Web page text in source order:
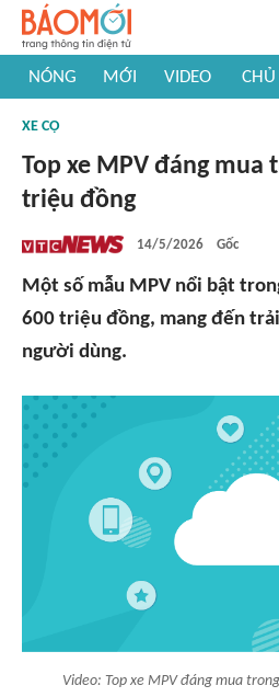
NÓNG MỚI VIDEO
#Khám phá thế giới
XE CỘ
Top xe MPV đáng mua
triệu đồng
14/5/2026 Gốc
Một số mẫu MPV nổi bật
600 triệu đồng, mang đến
người dùng.
Video: Top xe MPV đáng mua